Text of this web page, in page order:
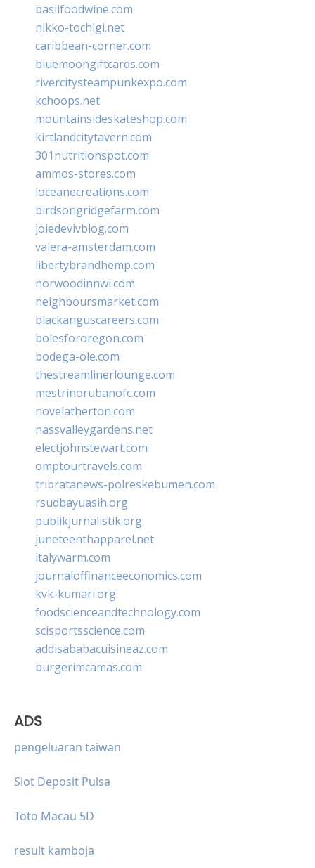
basilfoodwine.com
nikko-tochigi.net
caribbean-corner.com
bluemoongiftcards.com
rivercitysteampunkexpo.com
kchoops.net
mountainsideskateshop.com
kirtlandcitytavern.com
301nutritionspot.com
ammos-stores.com
loceanecreations.com
birdsongridgefarm.com
joiedevivblog.com
valera-amsterdam.com
libertybrandhemp.com
norwoodinnwi.com
neighboursmarket.com
blackanguscareers.com
bolesfororegon.com
bodega-ole.com
thestreamlinerlounge.com
mestrinorubanofc.com
novelatherton.com
nassvalleygardens.net
electjohnstewart.com
omptourtravels.com
tribratanews-polreskebumen.com
rsudbayuasih.org
publikjurnalistik.org
juneteenthapparel.net
italywarm.com
journaloffinanceeconomics.com
kvk-kumari.org
foodscienceandtechnology.com
scisportsscience.com
addisababacuisineaz.com
burgerimcamas.com
ADS
pengeluaran taiwan
Slot Deposit Pulsa
Toto Macau 5D
result kamboja